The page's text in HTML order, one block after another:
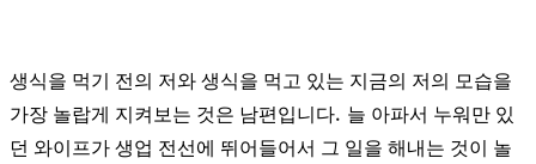
생식을 먹기 전의 저와 생식을 먹고 있는 지금의 저의 모습을
가장 놀랍게 지켜보는 것은 남편입니다. 늘 아파서 누워만 있
던 와이프가 생업 전선에 뛰어들어서 그 일을 해내는 것이 놀